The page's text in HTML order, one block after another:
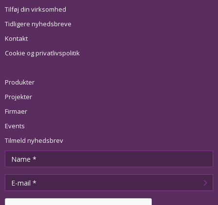
Tilføj din virksomhed
Tidligere nyhedsbreve
Kontakt
Cookie og privatlivspolitik
Produkter
Projekter
Firmaer
Events
Tilmeld nyhedsbrev